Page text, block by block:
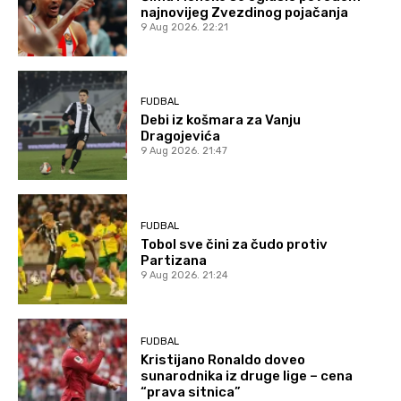
najnovijeg Zvezdinog pojačanja
9 Aug 2026. 22:21
FUDBAL
Debi iz košmara za Vanju
Dragojevića
9 Aug 2026. 21:47
FUDBAL
Tobol sve čini za čudo protiv
Partizana
9 Aug 2026. 21:24
FUDBAL
Kristijano Ronaldo doveo
sunarodnika iz druge lige – cena
“prava sitnica”